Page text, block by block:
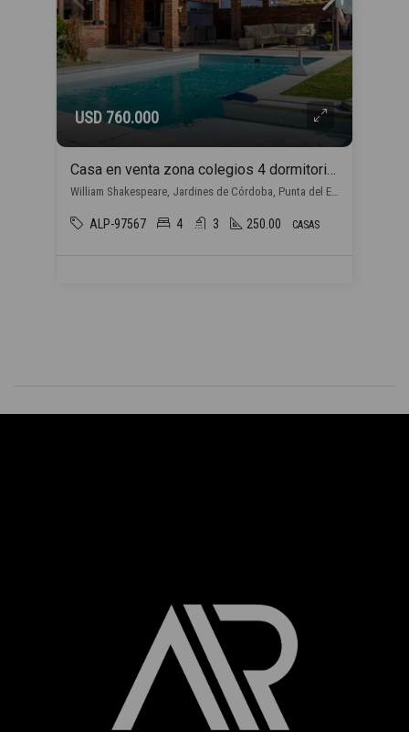
USD 760.000
Casa en venta zona colegios 4 dormitorios en Punta del Este
William Shakespeare, Jardines de Córdoba, Punta del Este
ALP-97567 4 3 250.00 CASAS